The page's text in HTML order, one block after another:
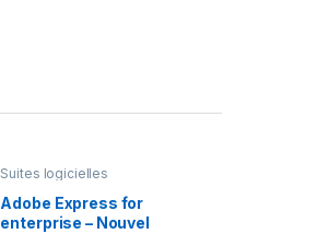
Suites logicielles
Adobe Express for
enterprise – Nouvel